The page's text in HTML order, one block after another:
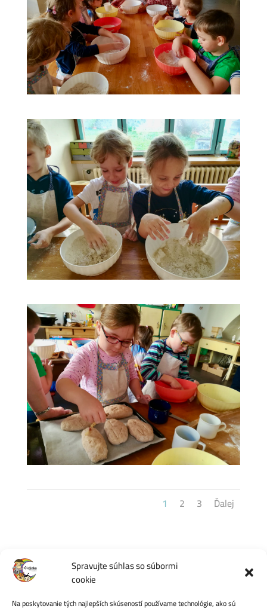
Spravujte súhlas so súbormi
cookie
Na poskytovanie tých najlepších skúseností používame technológie, ako sú
1 2 3 Ďalej
Počet videní:25